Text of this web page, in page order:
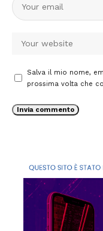
Salva il mio nome,
prossima volta che